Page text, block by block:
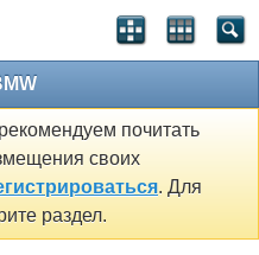
почитать
своих
. Для
раздел.